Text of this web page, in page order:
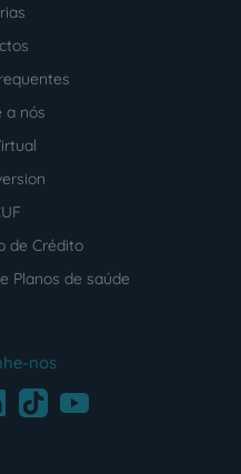
a nós
de Crédito
Planos de saúde
nos
TikTokYoutube